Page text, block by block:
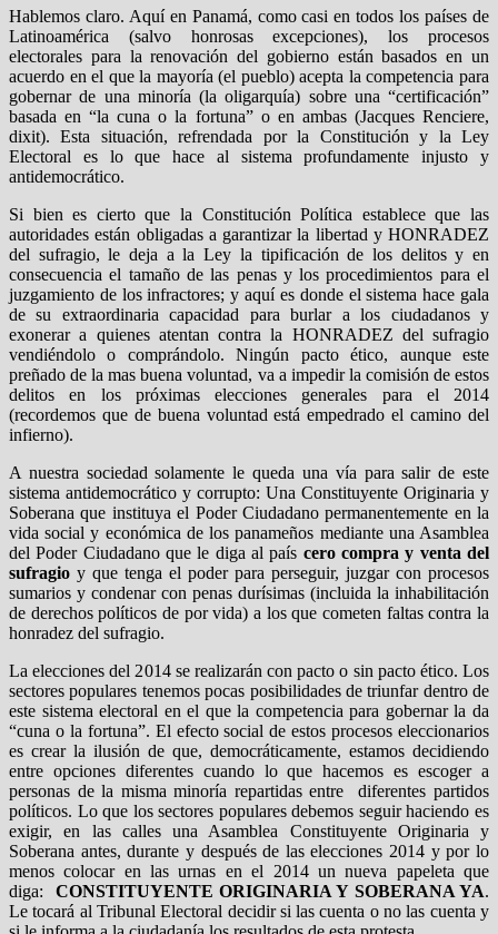
Hablemos claro. Aquí en Panamá, como casi en todos los países de
Latinoamérica (salvo honrosas excepciones), los procesos
electorales para la renovación del gobierno están basados en un
acuerdo en el que la mayoría (el pueblo) acepta la competencia para
gobernar de una minoría (la oligarquía) sobre una “certificación”
basada en “la cuna o la fortuna” o en ambas (Jacques Renciere,
dixit). Esta situación, refrendada por la Constitución y la Ley
Electoral es lo que hace al sistema profundamente injusto y
antidemocrático.
Si bien es cierto que la Constitución Política establece que las
autoridades están obligadas a garantizar la libertad y HONRADEZ
del sufragio, le deja a la Ley la tipificación de los delitos y en
consecuencia el tamaño de las penas y los procedimientos para el
juzgamiento de los infractores; y aquí es donde el sistema hace gala
de su extraordinaria capacidad para burlar a los ciudadanos y
exonerar a quienes atentan contra la HONRADEZ del sufragio
vendiéndolo o comprándolo. Ningún pacto ético, aunque este
preñado de la mas buena voluntad, va a impedir la comisión de estos
delitos en los próximas elecciones generales para el 2014
(recordemos que de buena voluntad está empedrado el camino del
infierno).
A nuestra sociedad solamente le queda una vía para salir de este
sistema antidemocrático y corrupto: Una Constituyente Originaria y
Soberana que instituya el Poder Ciudadano permanentemente en la
vida social y económica de los panameños mediante una Asamblea
del Poder Ciudadano que le diga al país cero compra y venta del
sufragio y que tenga el poder para perseguir, juzgar con procesos
sumarios y condenar con penas durísimas (incluida la inhabilitación
de derechos políticos de por vida) a los que cometen faltas contra la
honradez del sufragio.
La elecciones del 2014 se realizarán con pacto o sin pacto ético. Los
sectores populares tenemos pocas posibilidades de triunfar dentro de
este sistema electoral en el que la competencia para gobernar la da
“cuna o la fortuna”. El efecto social de estos procesos eleccionarios
es crear la ilusión de que, democráticamente, estamos decidiendo
entre opciones diferentes cuando lo que hacemos es escoger a
personas de la misma minoría repartidas entre diferentes partidos
políticos. Lo que los sectores populares debemos seguir haciendo es
exigir, en las calles una Asamblea Constituyente Originaria y
Soberana antes, durante y después de las elecciones 2014 y por lo
menos colocar en las urnas en el 2014 un nueva papeleta que
diga: CONSTITUYENTE ORIGINARIA Y SOBERANA YA.
Le tocará al Tribunal Electoral decidir si las cuenta o no las cuenta y